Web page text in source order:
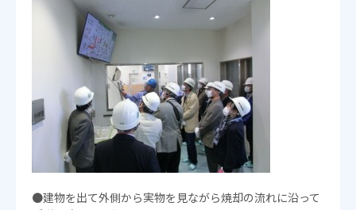
●建物を出て外側から実物を見ながら焼却の流れに沿って